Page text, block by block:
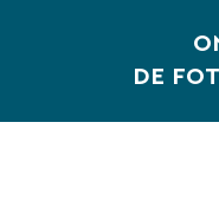
DE